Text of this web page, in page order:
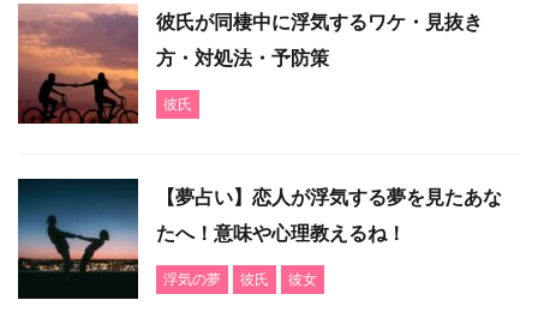
彼氏が同棲中に浮気するワケ・見抜き
方・対処法・予防策
彼氏
【夢占い】恋人が浮気する夢を見たあな
たへ！意味や心理教えるね！
浮気の夢 彼氏 彼女